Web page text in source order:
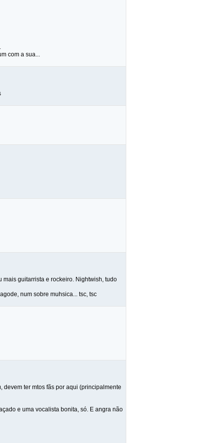
com a sua...
mais guitarrista e rockeiro. Nightwish, tudo
num sobre muhsica... tsc, tsc
ter mtos fãs por aqui (principalmente
e uma vocalista bonita, só. E angra não